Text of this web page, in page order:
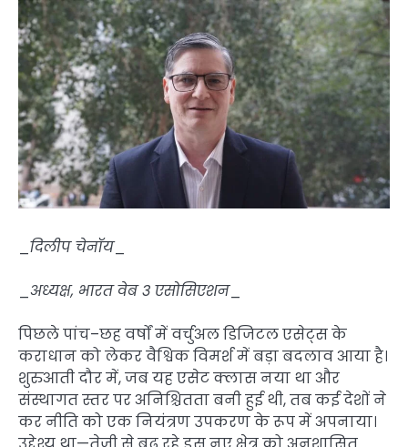
दिलीप चेनॉय_
अध्यक्ष, भारत वेब 3 एसोसिएशन_
पिछले पांच–छह वर्षों में वर्चुअल डिजिटल एसेट्स के
कराधान को लेकर वैश्विक विमर्श में बड़ा बदलाव आया है।
शुरुआती दौर में, जब यह एसेट क्लास नया था और
संस्थागत स्तर पर अनिश्चितता बनी हुई थी, तब कई देशों ने
कर नीति को एक नियंत्रण उपकरण के रूप में अपनाया।